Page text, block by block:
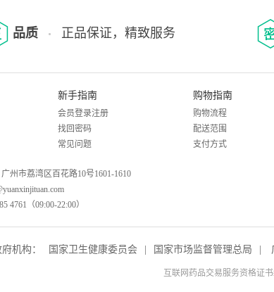
品质 正品保证，精致服务
新手指南
会员登录注册
找回密码
常见问题
购物指南
购物流程
配送范围
支付方式
州市荔湾区百花路10号1601-1610
4761（09:00-22:00）
机构： 国家卫生健康委员会 国家市场监督管理总局
互联网药品交易服务资格证书